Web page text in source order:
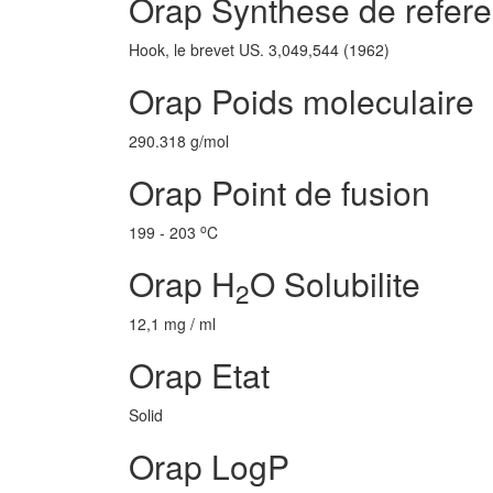
Hook, le brevet US. 3,049,544 (1962)
Orap Poids moleculaire
290.318 g/mol
Orap Point de fusion
199 - 203 oC
Orap H2O Solubilite
12,1 mg / ml
Orap Etat
Solid
Orap LogP